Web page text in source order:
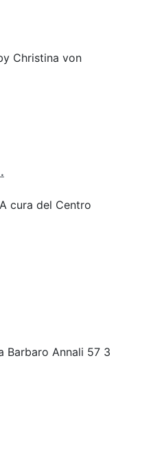
Christina von
cura del Centro
Barbaro Annali 57 3